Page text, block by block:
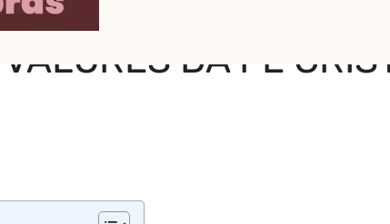
Cristã na Família
DA FÉ